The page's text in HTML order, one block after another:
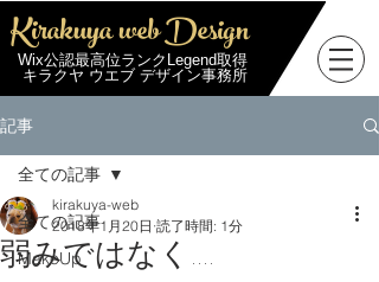
Kirakuya web Design
Wix公認最高位ランクLegend取得
キラクヤ ウエブ デザイン事務所
記事
全ての記事
MakeUp
全ての記事
弱みではなく....
kirakuya-web
2018年1月20日 読了時間: 1分